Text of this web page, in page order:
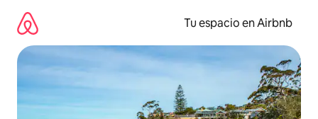
contenido
Tu espacio en Airbnb